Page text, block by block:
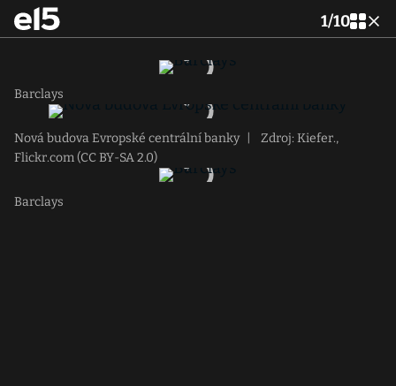
1/10
Barclays
Nová budova Evropské centrální banky
Zdroj: Kiefer.,
Flickr.com (CC BY-SA 2.0)
Barclays